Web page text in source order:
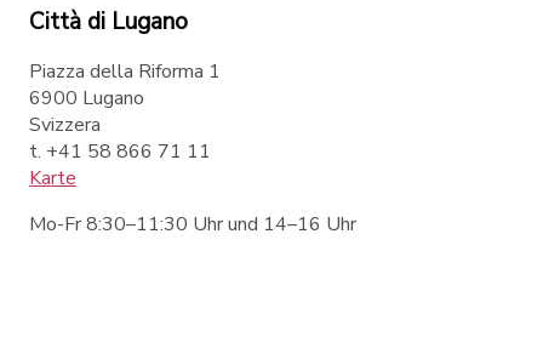
Città di Lugano
Piazza della Riforma 1
6900 Lugano
Svizzera
t. +41 58 866 71 11
Karte
Mo-Fr 8:30–11:30 Uhr und 14–16 Uhr